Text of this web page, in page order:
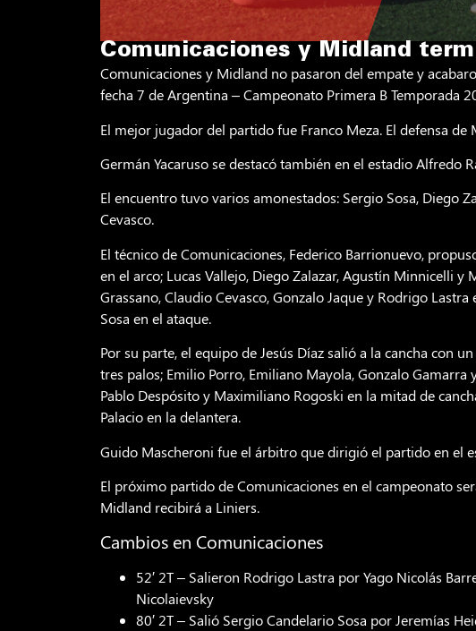
Comunicaciones y Midland
Comunicaciones y Midland no pasaron del empate y
fecha 7 de Argentina – Campeonato Primera B Temporada
El mejor jugador del partido fue Franco Meza. El defensa
Germán Yacaruso se destacó también en el estadio Alfredo
El encuentro tuvo varios amonestados: Sergio Sosa, Diego
Cevasco.
El técnico de Comunicaciones, Federico Barrionuevo,
en el arco; Lucas Vallejo, Diego Zalazar, Agustín Minnicelli y
Grassano, Claudio Cevasco, Gonzalo Jaque y Rodrigo
Sosa en el ataque.
Por su parte, el equipo de Jesús Díaz salió a la cancha con
tres palos; Emilio Porro, Emiliano Mayola, Gonzalo Gamarra
Pablo Despósito y Maximiliano Rogoski en la mitad de
Palacio en la delantera.
Guido Mascheroni fue el árbitro que dirigió el partido en el
El próximo partido de Comunicaciones en el campeonato
Midland recibirá a Liniers.
Cambios en Comunicaciones
52′ 2T – Salieron Rodrigo Lastra por Yago Nicolás
Nicolaievsky
80′ 2T – Salió Sergio Candelario Sosa por Jeremías